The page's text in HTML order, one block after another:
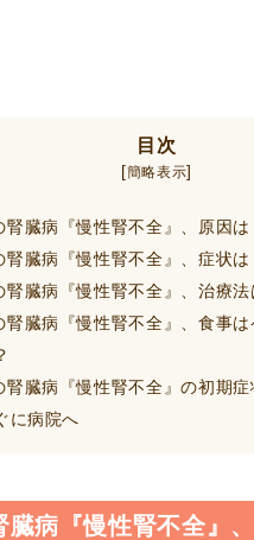
目次
[簡略表示]
腎臓病『慢性腎不全』、原因は
腎臓病『慢性腎不全』、症状は
腎臓病『慢性腎不全』、治療法
腎臓病『慢性腎不全』、食事
腎臓病『慢性腎不全』の初期
に病院へ
臓病『慢性腎不全』